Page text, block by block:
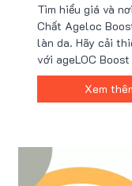
Đâu Giá Tốt
Tìm hiểu giá và
Chất Ageloc
làn da. Hãy cải
với ageLOC
và khám phá cách
Xem